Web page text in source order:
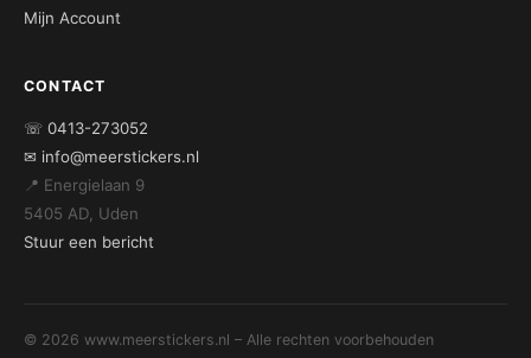
Mijn Account
CONTACT
☏ 0413-273052
✉ info@meerstickers.nl
📍 Energielaan 9
5405 AD, Uden
Stuur een bericht
© 2026 www.meerstickers.nl – Alle rechten voorbehouden